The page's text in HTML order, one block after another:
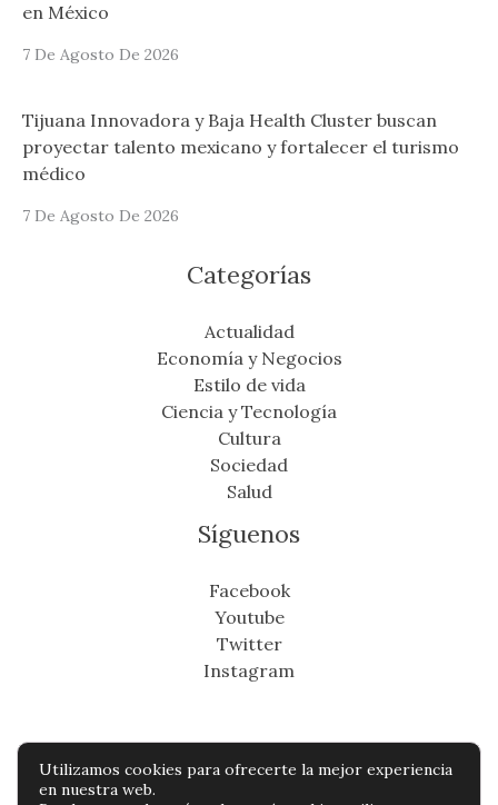
en México
7 De Agosto De 2026
Tijuana Innovadora y Baja Health Cluster buscan
proyectar talento mexicano y fortalecer el turismo
médico
7 De Agosto De 2026
Categorías
Actualidad
Economía y Negocios
Estilo de vida
Ciencia y Tecnología
Cultura
Sociedad
Salud
Síguenos
Facebook
Youtube
Twitter
Instagram
Copyright © Todos os direitos reservados -
Utilizamos cookies para ofrecerte la mejor experiencia
en nuestra web.